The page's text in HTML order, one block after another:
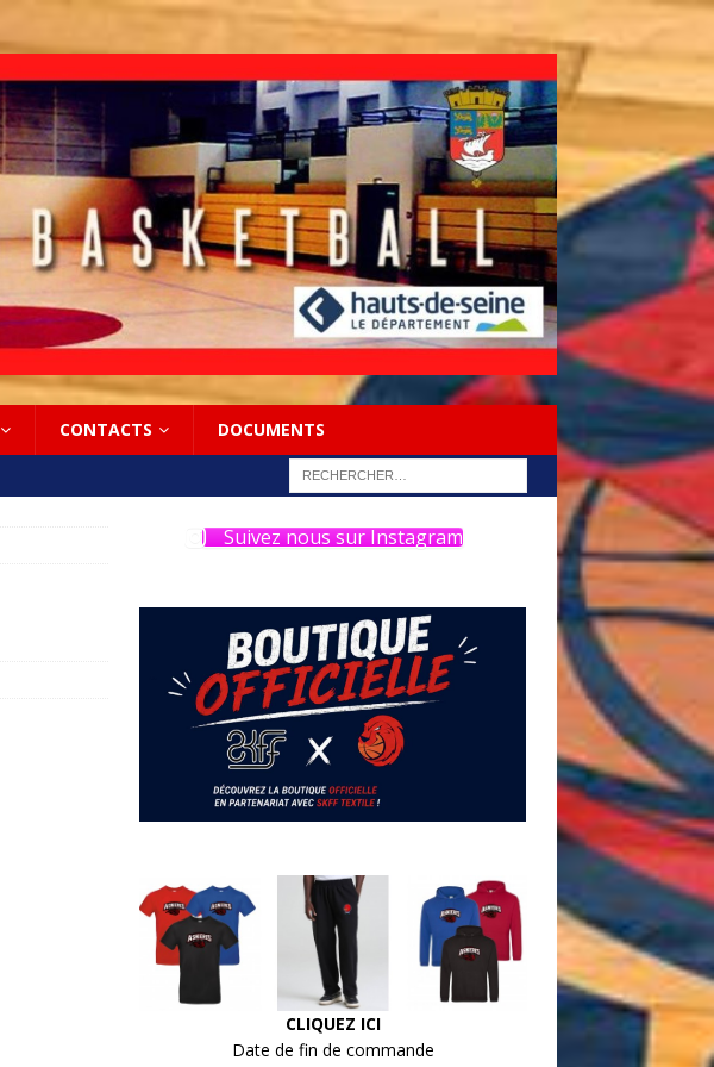
CONTACTS DOCUMENTS
Suivez nous sur Instagram
CLIQUEZ ICI
Date de fin de commande